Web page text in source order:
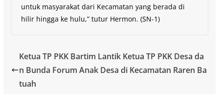
untuk masyarakat dari Kecamatan yang berada di
hilir hingga ke hulu,” tutur Hermon. (SN-1)
Ketua TP PKK Bartim Lantik Ketua TP PKK Desa da
n Bunda Forum Anak Desa di Kecamatan Raren Ba
tuah